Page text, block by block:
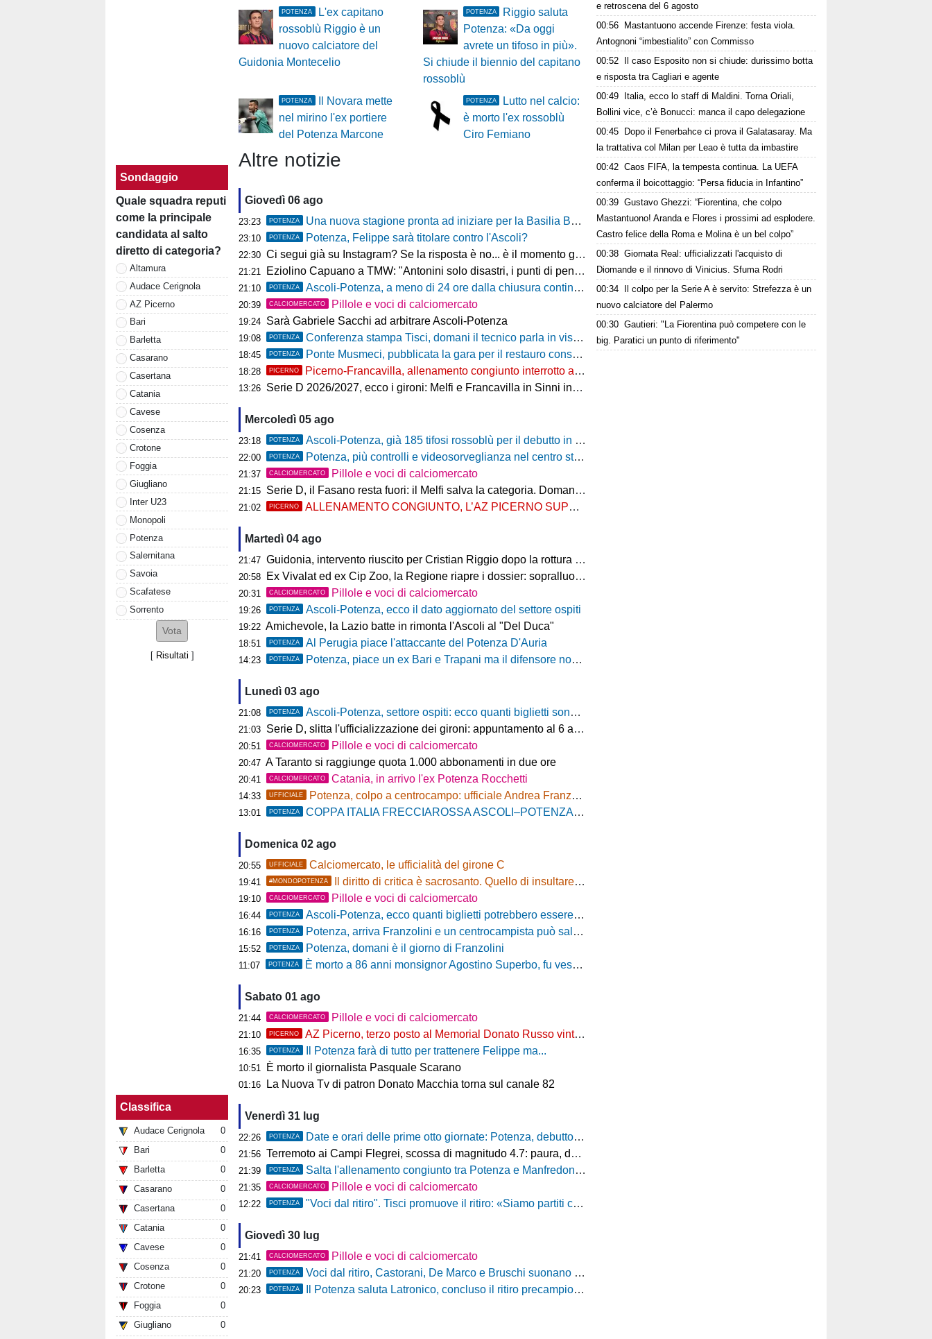
Sondaggio
Quale squadra reputi
come la principale
candidata al salto
diretto di categoria?
Altamura
Audace Cerignola
AZ Picerno
Bari
Barletta
Casarano
Casertana
Catania
Cavese
Cosenza
Crotone
Foggia
Giugliano
Inter U23
Monopoli
Potenza
Salernitana
Savoia
Scafatese
Sorrento
[ Risultati ]
Classifica
Audace Cerignola
0
Bari
0
Barletta
0
Casarano
0
Casertana
0
Catania
0
Cavese
0
Cosenza
0
Crotone
0
Foggia
0
Giugliano
0
POTENZA
L'ex capitano
rossoblù Riggio è un
nuovo calciatore del
Guidonia Montecelio
POTENZA
Riggio saluta
Potenza: «Da oggi
avrete un tifoso in più».
Si chiude il biennio del capitano
rossoblù
POTENZA
Il Novara mette
nel mirino l'ex portiere
del Potenza Marcone
POTENZA
Lutto nel calcio:
è morto l'ex rossoblù
Ciro Femiano
Altre notizie
Giovedì 06 ago
23:23 POTENZA Una nuova stagione pronta ad iniziare per la Basilia Basket Potenza
23:10 POTENZA Potenza, Felippe sarà titolare contro l'Ascoli?
22:30 Ci segui già su Instagram? Se la risposta è no... è il momento giusto per rimediare!
21:21 Eziolino Capuano a TMW: "Antonini solo disastri, i punti di penalizzazione che ha preso un record mondiale"
21:10 POTENZA Ascoli-Potenza, a meno di 24 ore dalla chiusura continua a salire il numero di biglietti venduti nel settore ospiti
20:39 CALCIOMERCATO Pillole e voci di calciomercato
19:24 Sarà Gabriele Sacchi ad arbitrare Ascoli-Potenza
19:08 POTENZA Conferenza stampa Tisci, domani il tecnico parla in vista di Ascoli-Potenza
18:45 POTENZA Ponte Musmeci, pubblicata la gara per il restauro conservativo
18:28 PICERNO Picerno-Francavilla, allenamento congiunto interrotto al termine del primo tempo
13:26 Serie D 2026/2027, ecco i gironi: Melfi e Francavilla in Sinni insieme nel Girone H
Mercoledì 05 ago
23:18 POTENZA Ascoli-Potenza, già 185 tifosi rossoblù per il debutto in Coppa Italia Frecciarossa
22:00 POTENZA Potenza, più controlli e videosorveglianza nel centro storico: il Comitato per la sicurezza rafforza le misure
21:37 CALCIOMERCATO Pillole e voci di calciomercato
21:15 Serie D, il Fasano resta fuori: il Melfi salva la categoria. Domani l'attesa per i gironi
21:02 PICERNO ALLENAMENTO CONGIUNTO, L’AZ PICERNO SUPERA L’AS MELFI
Martedì 04 ago
21:47 Guidonia, intervento riuscito per Cristian Riggio dopo la rottura del crociato
20:58 Ex Vivalat ed ex Cip Zoo, la Regione riapre i dossier: sopralluogo di Bardi
20:31 CALCIOMERCATO Pillole e voci di calciomercato
19:26 POTENZA Ascoli-Potenza, ecco il dato aggiornato del settore ospiti
19:22 Amichevole, la Lazio batte in rimonta l'Ascoli al "Del Duca"
18:51 POTENZA Al Perugia piace l'attaccante del Potenza D'Auria
14:23 POTENZA Potenza, piace un ex Bari e Trapani ma il difensore non vestirà rossoblù
Lunedì 03 ago
21:08 POTENZA Ascoli-Potenza, settore ospiti: ecco quanti biglietti sono stati venduti finora
21:03 Serie D, slitta l'ufficializzazione dei gironi: appuntamento al 6 agosto
20:51 CALCIOMERCATO Pillole e voci di calciomercato
20:47 A Taranto si raggiunge quota 1.000 abbonamenti in due ore
20:41 CALCIOMERCATO Catania, in arrivo l'ex Potenza Rocchetti
14:33 UFFICIALE Potenza, colpo a centrocampo: ufficiale Andrea Franzolini, firma fino al 2028
13:01 POTENZA COPPA ITALIA FRECCIAROSSA ASCOLI–POTENZA: BIGLIETTI SETTORE OSPITI IN VENDITA
Domenica 02 ago
20:55 UFFICIALE Calciomercato, le ufficialità del girone C
19:41 #MONDOPOTENZA Il diritto di critica è sacrosanto. Quello di insultare, no!
19:10 CALCIOMERCATO Pillole e voci di calciomercato
16:44 POTENZA Ascoli-Potenza, ecco quanti biglietti potrebbero essere disponibili per il settore ospiti
16:16 POTENZA Potenza, arriva Franzolini e un centrocampista può salutare
15:52 POTENZA Potenza, domani è il giorno di Franzolini
11:07 POTENZA È morto a 86 anni monsignor Agostino Superbo, fu vescovo di Potenza
Sabato 01 ago
21:44 CALCIOMERCATO Pillole e voci di calciomercato
21:10 PICERNO AZ Picerno, terzo posto al Memorial Donato Russo vinto dal Crotone
16:35 POTENZA Il Potenza farà di tutto per trattenere Felippe ma...
10:51 È morto il giornalista Pasquale Scarano
01:16 La Nuova Tv di patron Donato Macchia torna sul canale 82
Venerdì 31 lug
22:26 POTENZA Date e orari delle prime otto giornate: Potenza, debutto al Viviani contro il Casarano venerdì 21 agosto alle 21
21:56 Terremoto ai Campi Flegrei, scossa di magnitudo 4.7: paura, danni e sciame sismico ancora in corso
21:39 POTENZA Salta l'allenamento congiunto tra Potenza e Manfredonia, ecco perchè
21:35 CALCIOMERCATO Pillole e voci di calciomercato
12:22 POTENZA "Voci dal ritiro". Tisci promuove il ritiro: «Siamo partiti con il piede giusto. Ad Ascoli per giocarci le nostre carte»
Giovedì 30 lug
21:41 CALCIOMERCATO Pillole e voci di calciomercato
21:20 POTENZA Voci dal ritiro, Castorani, De Marco e Bruschi suonano la carica: "Siamo pronti, non vediamo l'ora di iniziare"
20:23 POTENZA Il Potenza saluta Latronico, concluso il ritiro precampionato, da domani si torna al Viviani
e retroscena del 6 agosto
00:56
Mastantuono accende Firenze: festa viola.
Antognoni “imbestialito” con Commisso
00:52
Il caso Esposito non si chiude: durissimo botta
e risposta tra Cagliari e agente
00:49
Italia, ecco lo staff di Maldini. Torna Oriali,
Bollini vice, c’è Bonucci: manca il capo delegazione
00:45
Dopo il Fenerbahce ci prova il Galatasaray. Ma
la trattativa col Milan per Leao è tutta da imbastire
00:42 Caos FIFA, la tempesta continua. La UEFA
conferma il boicottaggio: “Persa fiducia in Infantino”
00:39 Gustavo Ghezzi: “Fiorentina, che colpo
Mastantuono! Aranda e Flores i prossimi ad esplodere.
Castro felice della Roma e Molina è un bel colpo”
00:38 Giornata Real: ufficializzati l'acquisto di
Diomande e il rinnovo di Vinicius. Sfuma Rodri
00:34
Il colpo per la Serie A è servito: Strefezza è un
nuovo calciatore del Palermo
00:30 Gautieri: "La Fiorentina può competere con le
big. Paratici un punto di riferimento"